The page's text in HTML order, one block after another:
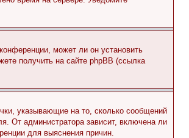
может ли он установить
получить на сайте phpBB (ссылка
указывающие на то, сколько сообщений
От администратора зависит, включена ли
для выяснения причин.